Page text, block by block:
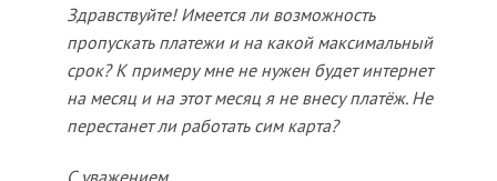
Здравствуйте! Имеется ли возможность
пропускать платежи и на какой максимальный
срок? К примеру мне не нужен будет интернет
на месяц и на этот месяц я не внесу платёж. Не
перестанет ли работать сим карта?
С уважением,